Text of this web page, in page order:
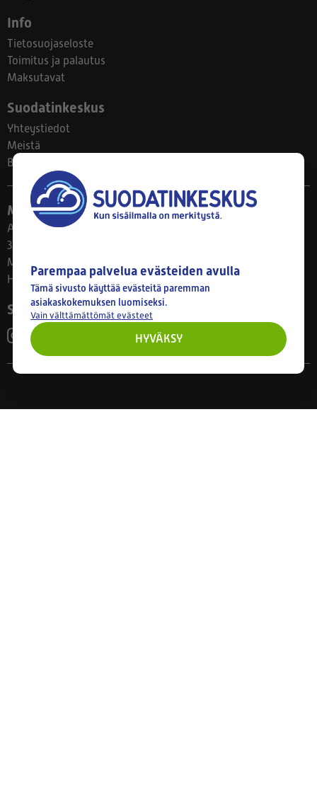
Info
Tietosuojaseloste
Toimitus ja palautus
Maksutavat
Suodatinkeskus
Yhteystiedot
Meistä
Blogi
Myymälä
Ahlmanintie 61
33800 Tampere
Ma–Pe 8–17
Huom! Myymälän poikkeusaukiolot: 27.7.-21.8. klo 8-16
Seuraa meitä
Parempaa palvelua evästeiden avulla
Tämä sivusto käyttää evästeitä paremman
asiakaskokemuksen luomiseksi.
Vain välttämättömät evästeet
HYVÄKSY